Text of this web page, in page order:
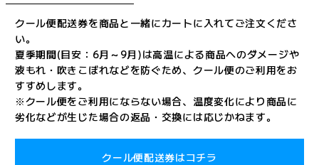
クール便配送券を商品と一緒にカートに入れてご注文くださ
い。
夏季期間(目安：6月～9月)は高温による商品へのダメージや
液もれ・吹きこぼれなどを防ぐため、クール便のご利用をお
すすめします。
※クール便をご利用にならない場合、温度変化により商品に
劣化などが生じた場合の返品・交換には応じかねます。
クール便配送券はコチラ